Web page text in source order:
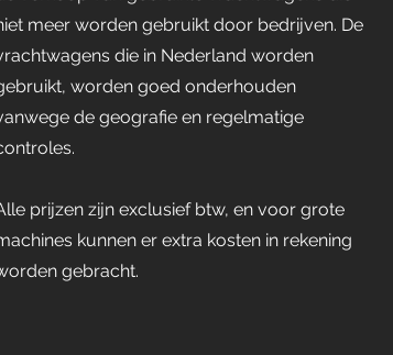
meer worden gebruikt door bedrijven. De
die in Nederland worden
worden goed onderhouden
de geografie en regelmatige
prijzen zijn exclusief btw, en voor grote
kunnen er extra kosten in rekening
gebracht.